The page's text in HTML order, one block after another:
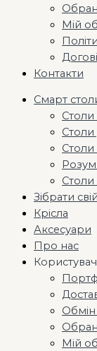
Мій
Контакти
Смарт
Зібрати
Крісла
Аксесуари
Про нас
Мій